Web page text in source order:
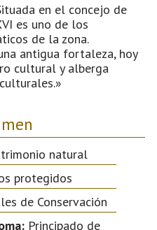
en el concejo de
es uno de los
de la zona.
antigua fortaleza, hoy
cultural y alberga
natural
protegidos
de Conservación
Principado de